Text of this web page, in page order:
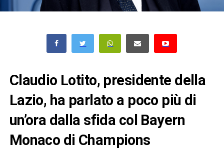
Claudio Lotito, presidente della
Lazio, ha parlato a poco più di
un’ora dalla sfida col Bayern
Monaco di Champions